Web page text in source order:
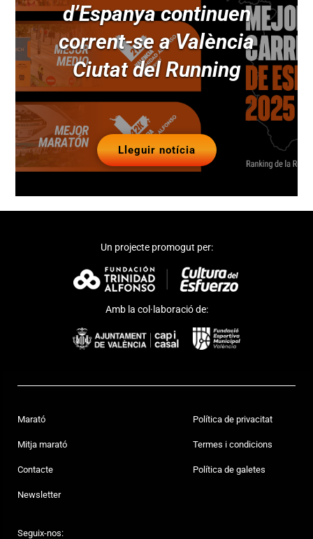
d’Espanya continuen
corrent-se a València
Ciutat del Running
Lleguir notícia
Un projecte promogut per:
Amb la col·laboració de:
Marató
Mitja marató
Contacte
Newsletter
Política de privacitat
Termes i condicions
Política de galetes
Seguix-nos: